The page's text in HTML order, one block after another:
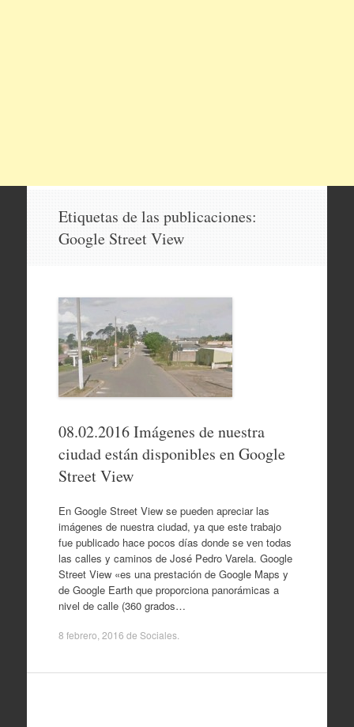
Etiquetas de las publicaciones:
Google Street View
08.02.2016 Imágenes de nuestra
ciudad están disponibles en Google
Street View
En Google Street View se pueden apreciar las
imágenes de nuestra ciudad, ya que este trabajo
fue publicado hace pocos días donde se ven todas
las calles y caminos de José Pedro Varela. Google
Street View «es una prestación de Google Maps y
de Google Earth que proporciona panorámicas a
nivel de calle (360 grados…
8 febrero, 2016 de Sociales.